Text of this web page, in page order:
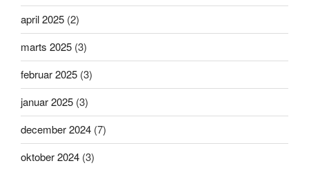
april 2025 (2)
marts 2025 (3)
februar 2025 (3)
januar 2025 (3)
december 2024 (7)
oktober 2024 (3)